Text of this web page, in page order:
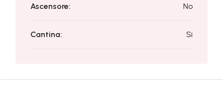
Ascensore: No
Cantina: Si